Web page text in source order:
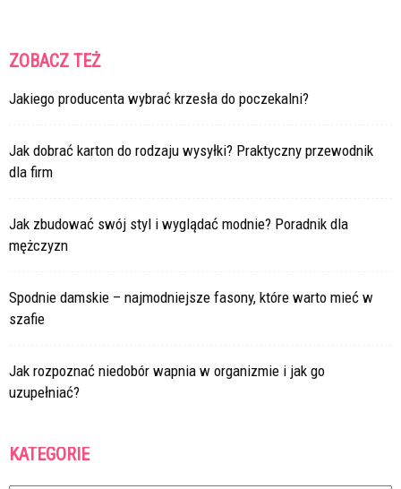
ZOBACZ TEŻ
Jakiego producenta wybrać krzesła do poczekalni?
Jak dobrać karton do rodzaju wysyłki? Praktyczny przewodnik
dla firm
Jak zbudować swój styl i wyglądać modnie? Poradnik dla
mężczyzn
Spodnie damskie – najmodniejsze fasony, które warto mieć w
szafie
Jak rozpoznać niedobór wapnia w organizmie i jak go
uzupełniać?
KATEGORIE
Kategorie